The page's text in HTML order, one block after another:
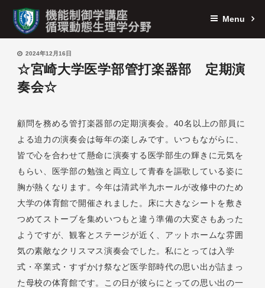
Menu
2024年12月16日
☆宮崎大学医学部管打楽器部 定期演
奏会☆
顧問を務める管打楽器部の定期演奏会。40名以上の部員に
よる迫力の演奏会は毎年の楽しみです。いつもながらに、
皆で心を合わせて懸命に演奏する医学部生の輝きに元気を
もらい、医学部の勉強と両立して青春を謳歌している姿に
胸が熱くなります。今年は清武半九ホールが改修中のため
大学の体育館で開催されました。床に大きなシートを敷き
つめてストーブを集めいつもと違う準備の大変さもあった
ようですが、観客とステージが近く、アットホームな雰囲
気の素敵なクリスマス演奏会でした。私にとっては入学
式・卒業式・すずかけ祭など医学部時代の思い出が詰まっ
た母校の体育館です。この日が彼らにとっての思い出の一